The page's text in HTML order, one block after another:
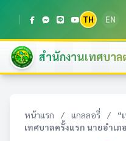
TH EN
สำนักงานเทศบาล
หน้าแรก / แกลลอรี่ /
“
เทศบาลครั้งแรก นายอำเภ